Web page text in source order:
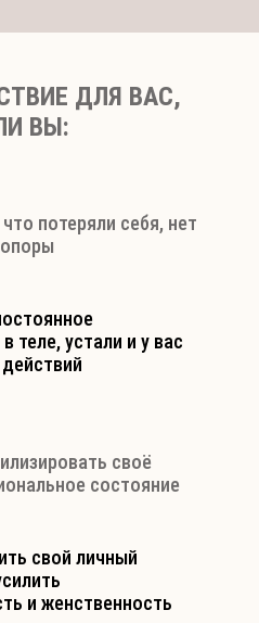
ДЛЯ ВАС,
ВЫ:
потеряли себя, нет
теле, устали и у вас
своё
состояние
свой личный
и женственность